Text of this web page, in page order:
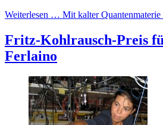
Weiterlesen … Mit kalter Quantenmaterie
Fritz-Kohlrausch-Preis
Ferlaino